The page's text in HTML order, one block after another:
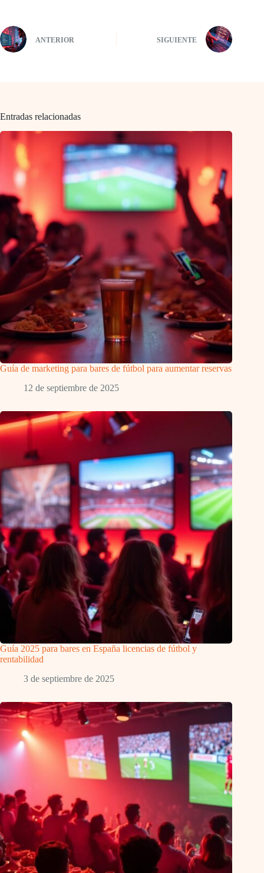
ANTERIOR SIGUIENTE
Entradas relacionadas
Guía de marketing para bares de fútbol para aumentar reservas
12 de septiembre de 2025
Guía 2025 para bares en España licencias de fútbol y
rentabilidad
3 de septiembre de 2025